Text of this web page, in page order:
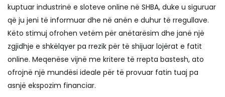
kuptuar industrinë e sloteve online në SHBA, duke u siguruar
që ju jeni të informuar dhe në anën e duhur të rregullave.
Këto stimuj ofrohen vetëm për anëtarësim dhe janë një
zgjidhje e shkëlqyer pa rrezik për të shijuar lojërat e fatit
online. Meqenëse vijnë me kritere të rrepta bastesh, ato
ofrojnë një mundësi ideale për të provuar fatin tuaj pa
asnjë ekspozim financiar.